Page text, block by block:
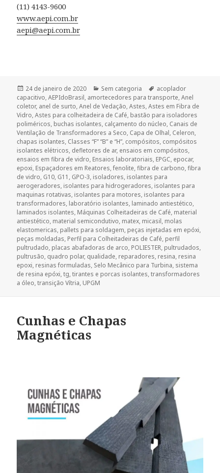
(11) 4143-9600
www.aepi.com.br
aepi@aepi.com.br
Publicado
em
24 de janeiro de 2020 Categorias
Sem categoria Tags
acoplador
capacitivo,AEPIdoBrasil, amortecedores para transporte,Anel
coletor, anel de surto,Anel de Vedação,Astes,Astes em Fibra de
Vidro,Astes para colheitadeira de Café, bastão para isoladores
poliméricos, buchas isolantes, calçamento do núcleo, Canais de
Ventilação de Transformadores a Seco, Capa de Olhal, Celeron,
chapas isolantes, Classes “F” “B” e “H”, compósitos, compósitos
isolantes elétricos, defletores de ar, ensaios em compósitos,
ensaios em fibra de vidro, Ensaios laboratoriais, EPGC, epocar,
epoxi, Espaçadores em Reatores,fenolite,fibra de carbono,fibra
de vidro, G10, G11 , GPO-3, isoladores, isolantes para
aerogeradores, isolantes para hidrogeradores, isolantes para
maquinas rotativas, isolantes para motores, isolantes para
transformadores, laboratório isolantes, laminado antiestético,
laminados isolantes, Máquinas Colheitadeiras de Café, material
antiestético, material semicondutivo, matex, micasil, molas
elastomericas, pallets para soldagem, peças injetadas em epóxi,
peças moldadas, Perfil para Colheitadeiras de Café, perfil
pultrudado, placas abafadoras de arco, POLIESTER, pultrudados,
pultrusão, quadro polar, qualidade, reparadores, resina, resina
epoxi, resinas formuladas, Selo Mecânico para Turbina, sistema
de resina epóxi,tg,tirantes e porcas isolantes,transformadores
a óleo,transição Vítria, UPGM
Cunhas e Chapas
Magnéticas